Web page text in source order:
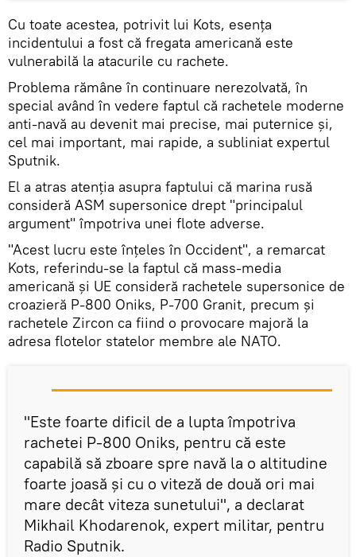
Cu toate acestea, potrivit lui Kots, esența
incidentului a fost că fregata americană este
vulnerabilă la atacurile cu rachete.
Problema rămâne în continuare nerezolvată, în
special având în vedere faptul că rachetele moderne
anti-navă au devenit mai precise, mai puternice și,
cel mai important, mai rapide, a subliniat expertul
Sputnik.
El a atras atenția asupra faptului că marina rusă
consideră ASM supersonice drept "principalul
argument" împotriva unei flote adverse.
"Acest lucru este înțeles în Occident", a remarcat
Kots, referindu-se la faptul că mass-media
americană și UE consideră rachetele supersonice de
croazieră P-800 Oniks, P-700 Granit, precum și
rachetele Zircon ca fiind o provocare majoră la
adresa flotelor statelor membre ale NATO.
"Este foarte dificil de a lupta împotriva
rachetei P-800 Oniks, pentru că este
capabilă să zboare spre navă la o altitudine
foarte joasă și cu o viteză de două ori mai
mare decât viteza sunetului", a declarat
Mikhail Khodarenok, expert militar, pentru
Radio Sputnik.